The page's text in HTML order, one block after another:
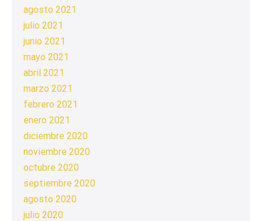
agosto 2021
julio 2021
junio 2021
mayo 2021
abril 2021
marzo 2021
febrero 2021
enero 2021
diciembre 2020
noviembre 2020
octubre 2020
septiembre 2020
agosto 2020
julio 2020